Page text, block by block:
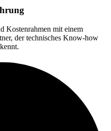
Kostenrahmen mit einem
der technisches Know-how